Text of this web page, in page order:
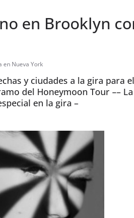
en Brooklyn
en Nueva York
y ciudades a la gira para
del Honeymoon Tour ––
en la gira –